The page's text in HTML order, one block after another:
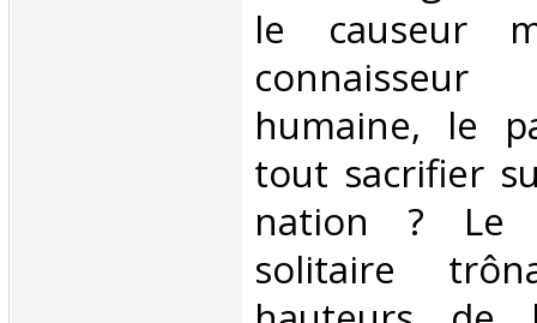
le causeur
humaine, le
tout sacrifier
nation ? Le
solitaire